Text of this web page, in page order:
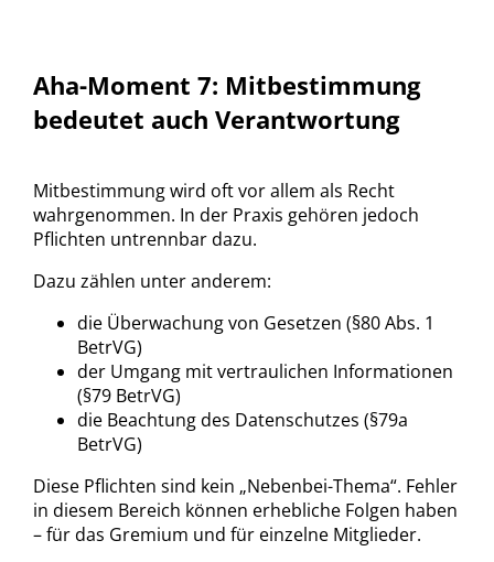
Aha-Moment 7: Mitbestimmung
bedeutet auch Verantwortung
Mitbestimmung wird oft vor allem als Recht
wahrgenommen. In der Praxis gehören jedoch
Pflichten untrennbar dazu.
Dazu zählen unter anderem:
die Überwachung von Gesetzen (§80 Abs. 1
BetrVG)
der Umgang mit vertraulichen Informationen
(§79 BetrVG)
die Beachtung des Datenschutzes (§79a
BetrVG)
Diese Pflichten sind kein „Nebenbei-Thema“. Fehler
in diesem Bereich können erhebliche Folgen haben
– für das Gremium und für einzelne Mitglieder.